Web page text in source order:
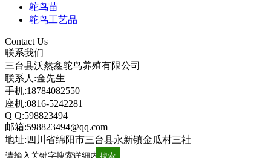
鸵鸟苗
鸵鸟工艺品
Contact Us
联系我们
三台县沃然鑫鸵鸟养殖有限公司
联系人:金先生
手机:18784082550
座机:0816-5242281
Q Q:598823494
邮箱:598823494@qq.com
地址:四川省绵阳市三台县永新镇金瓜村三社